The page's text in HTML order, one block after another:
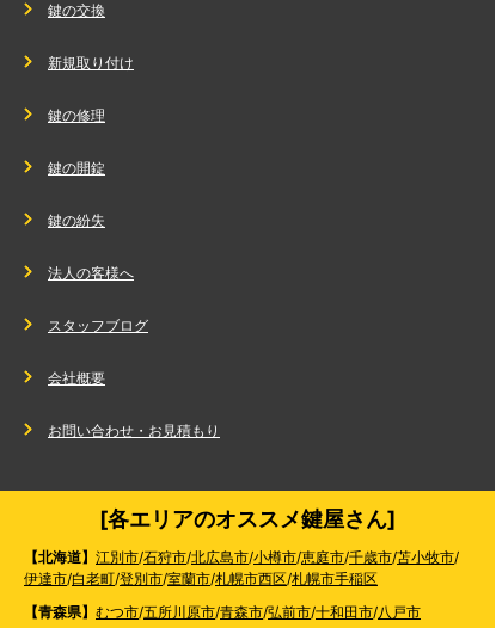
鍵の交換
新規取り付け
鍵の修理
鍵の開錠
鍵の紛失
法人の客様へ
スタッフブログ
会社概要
お問い合わせ・お見積もり
[各エリアのオススメ鍵屋さん]
【北海道】 江別市/石狩市/北広島市/小樽市/恵庭市/千歳市/苫小牧市/
伊達市/白老町/登別市/室蘭市/札幌市西区/札幌市手稲区
【青森県】 むつ市/五所川原市/青森市/弘前市/十和田市/八戸市